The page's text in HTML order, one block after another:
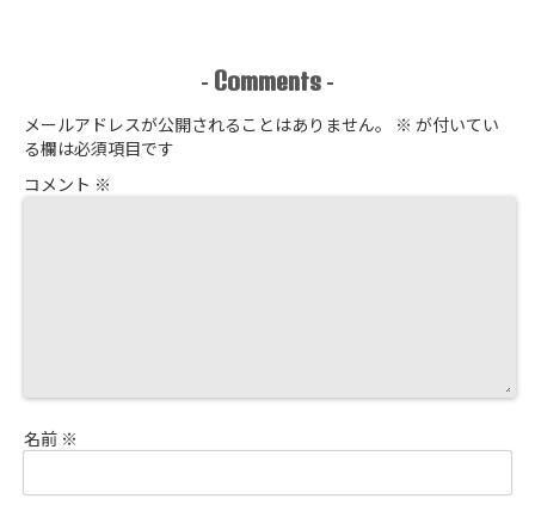
- Comments -
メールアドレスが公開されることはありません。 ※ が付いてい
る欄は必須項目です
コメント ※
名前 ※